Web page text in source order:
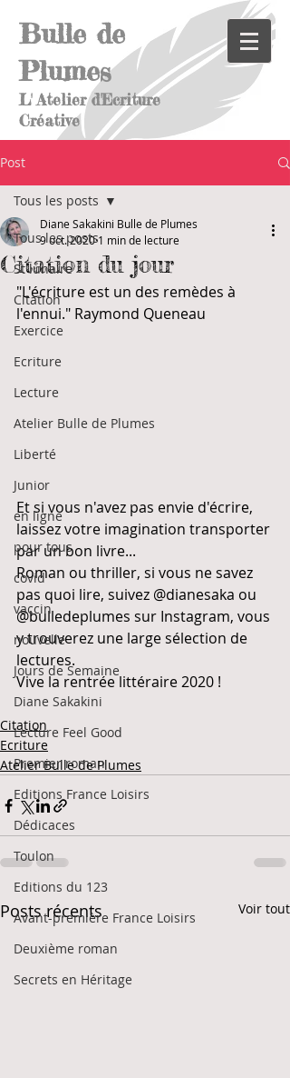
Bulle de
Plumes
L' Atelier d'Ecriture
Créative
Post
Tous les posts
St lunaire
Citation
Exercice
Ecriture
Lecture
Atelier Bulle de Plumes
Liberté
Junior
en ligne
pour tous
covid
vaccin
nouvelle
Jours de Semaine
Diane Sakakini
Lecture Feel Good
Premier roman
Editions France Loisirs
Dédicaces
Toulon
Editions du 123
Avant-première France Loisirs
Deuxième roman
Secrets en Héritage
Tous les posts
Citation du jour
Diane Sakakini Bulle de Plumes
9 oct. 2020 1 min de lecture
"L'écriture est un des remèdes à
l'ennui." Raymond Queneau
Et si vous n'avez pas envie d'écrire,
laissez votre imagination transporter
par un bon livre...
Roman ou thriller, si vous ne savez
pas quoi lire, suivez @dianesaka ou
@bulledeplumes sur Instagram, vous
y trouverez une large sélection de
lectures.
Vive la rentrée littéraire 2020 !
Citation
Ecriture
Atelier Bulle de Plumes
Posts récents Voir tout